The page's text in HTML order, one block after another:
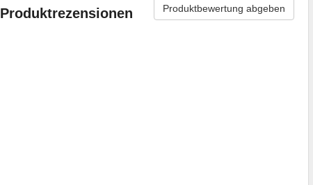
Produktrezensionen Produktbewertung abgeben